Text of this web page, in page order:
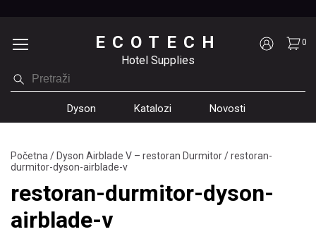
Dyson Katalozi Novosti
ECOTECH
Hotel Supplies
0
Početna /Dyson Airblade V – restoran Durmitor/restoran-
durmitor-dyson-airblade-v
restoran-durmitor-dyson-
airblade-v